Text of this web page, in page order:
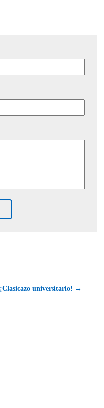
¡Clasicazo universitario! →